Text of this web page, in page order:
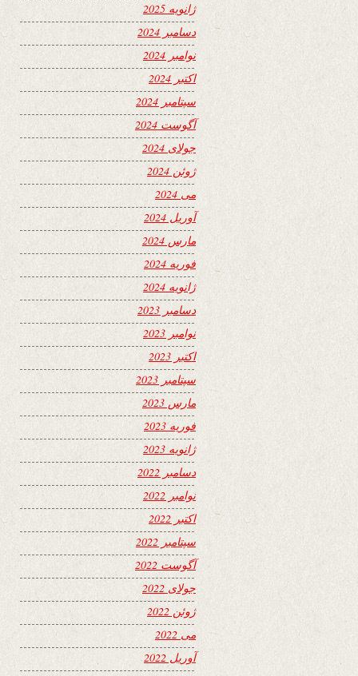
ژانویه 2025
دسامبر 2024
نوامبر 2024
اکتبر 2024
سپتامبر 2024
آگوست 2024
جولای 2024
ژوئن 2024
می 2024
آوریل 2024
مارس 2024
فوریه 2024
ژانویه 2024
دسامبر 2023
نوامبر 2023
اکتبر 2023
سپتامبر 2023
مارس 2023
فوریه 2023
ژانویه 2023
دسامبر 2022
نوامبر 2022
اکتبر 2022
سپتامبر 2022
آگوست 2022
جولای 2022
ژوئن 2022
می 2022
آوریل 2022